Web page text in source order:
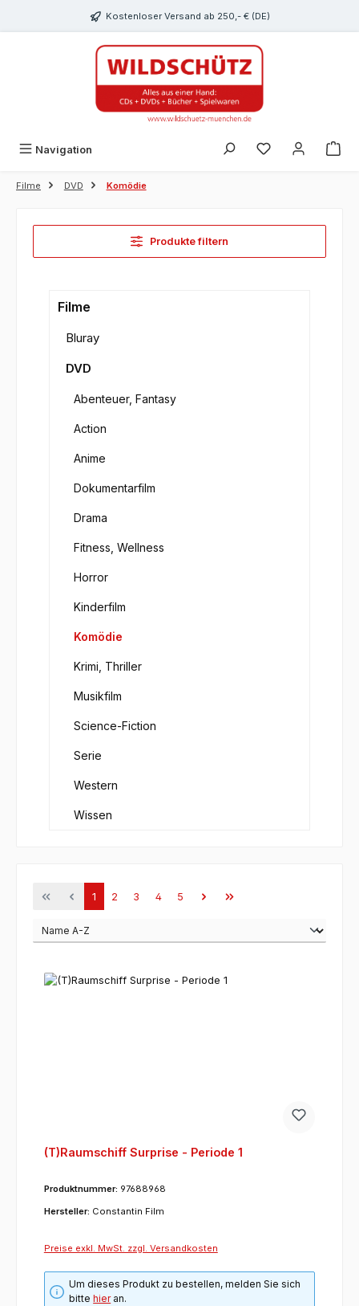
Kostenloser Versand ab 250,- € (DE)
Navigation Du hast 0
Filme DVD Komödie
Produkte filtern
Filme
Bluray
DVD
Abenteuer, Fantasy
Action
Anime
Dokumentarfilm
Drama
Fitness, Wellness
Horror
Kinderfilm
Komödie
Krimi, Thriller
Musikfilm
Science-Fiction
Serie
Western
Wissen
Seite
1 Seite
2 Seite
3 Seite
4 Seite
5
(T)Raumschiff Surprise - Periode 1
Produktnummer: 97688968
Hersteller: Constantin Film
Preise exkl. MwSt. zzgl. Versandkosten
Um dieses Produkt zu bestellen, melden Sie sich
bittehieran.